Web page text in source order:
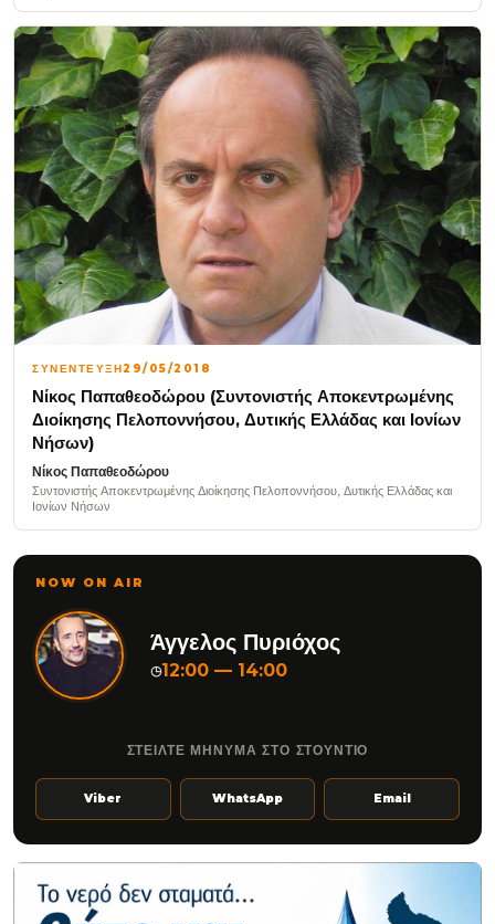
ΣΥΝΕΝΤΕΥΞΗ29/05/2018
Νίκος Παπαθεοδώρου (Συντονιστής Αποκεντρωμένης
Διοίκησης Πελοποννήσου, Δυτικής Ελλάδας και Ιονίων
Νήσων)
Νίκος Παπαθεοδώρου
Συντονιστής Αποκεντρωμένης Διοίκησης Πελοποννήσου, Δυτικής Ελλάδας και
Ιονίων Νήσων
NOW ON AIR
Άγγελος Πυριόχος
◷12:00 — 14:00
ΣΤΕΙΛΤΕ ΜΗΝΥΜΑ ΣΤΟ ΣΤΟΥΝΤΙΟ
Viber WhatsApp Email